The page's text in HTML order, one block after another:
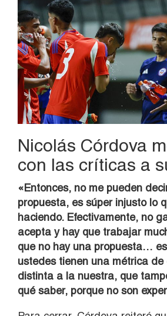
Nicolás Córdova
con las críticas a
«Entonces, no me pueden
propuesta, es súper injusto lo
haciendo. Efectivamente, no
acepta y hay que trabajar
que no hay una propuesta…
ustedes tienen una métrica de
distinta a la nuestra, que
qué saber, porque no son